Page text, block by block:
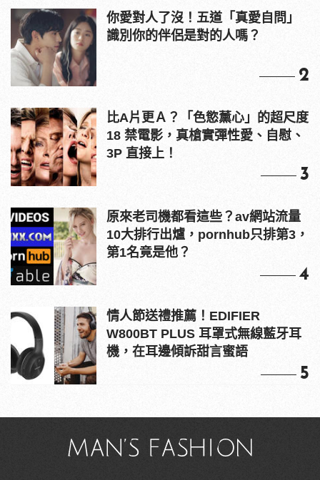
你愛對人了沒！五道「真愛自問」
識別你的伴侶是對的人嗎？
2
比A片更Ａ？「色慾薰心」的超尺度
18 禁電影，真槍實彈性愛、自慰、
3P 直接上！
3
原來老司機都看這些？av網站流量
10大排行出爐，pornhub只排第3，
第1名竟是他？
4
情人節送禮推薦！EDIFIER
W800BT PLUS 耳罩式無線藍牙耳
機，在耳邊傾訴甜言蜜語
5